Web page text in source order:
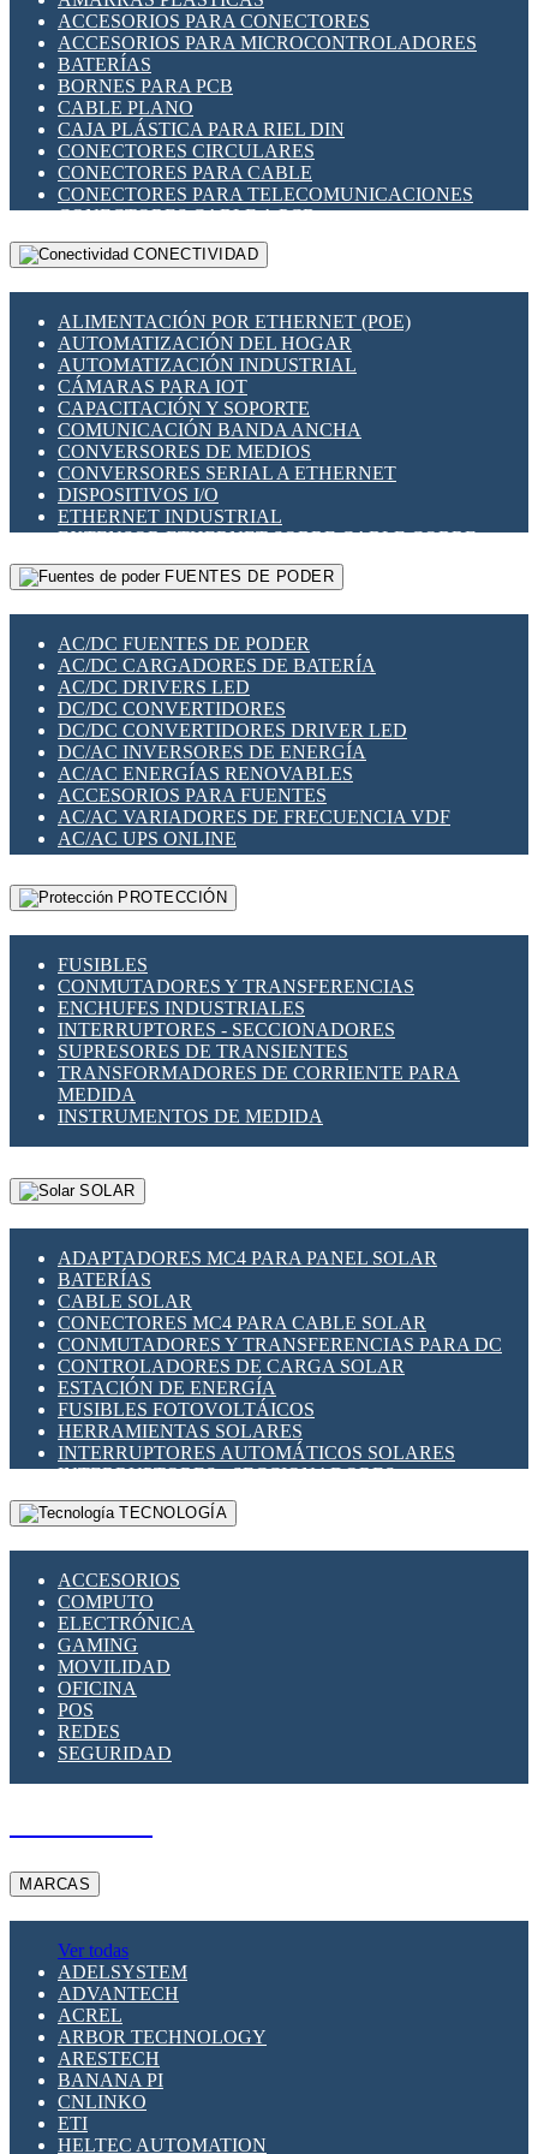
INDICADORES PARA PANEL
INTERFACES DE RELÉ
INTERRUPTORES FIN DE CARRERA
LLAVES CONMUTADORAS
MEDIDORES DE ENERGÍA Y TC'S DE CORRIENTE
MOTORES PASO A PASO
PANTALLAS HMI
PLC -CONTROLADORES LÓGICO PROGRAMABLES
PROGRAMADORES DE HORARIO
RELÉS DE PROTECCIÓN
SENSORES CAPACITIVOS
SENSORES INDUCTIVOS
TEMPORIZADORES
VARIACS
VARIADORES DE FRECUENCIA [VDF]
SECCIONADORES - INTERRUPTORES
MAQUINARIA
ACCESORIOS PARA CONECTORES
ACCESORIOS PARA MICROCONTROLADORES
BATERÍAS
BORNES PARA PCB
CABLE PLANO
CAJA PLÁSTICA PARA RIEL DIN
CONECTORES CIRCULARES
CONECTORES PARA CABLE
CONECTORES PARA TELECOMUNICACIONES
CONECTORES CABLE A PCB
CONECTORES PCB A CABLE
DIP SWITCHES
HERRAMIENTAS VARIAS
ILUMINACIÓN LED
INTERRUPTORES REED
INTERFACES DE RELÉ
OTROS RELÉS
PROTECCIÓN TÉRMICA
RELÉS AUTOMOTRICES
RELÉS DE SEÑAL
RELÉS DE ESTADO SÓLIDO SSR
RELÉS INDUSTRIALES
RELÉS MINIATURA DE POTENCIA
SENSORES MAGNÉTICOS
SWITCH Y MICROSWITCH
TARJETAS PI
UNIÓN Y DERIVACIÓN DE CABLE
CONECTIVIDAD
ALIMENTACIÓN POR ETHERNET (POE)
AUTOMATIZACIÓN DEL HOGAR
AUTOMATIZACIÓN INDUSTRIAL
CÁMARAS PARA IOT
CAPACITACIÓN Y SOPORTE
COMUNICACIÓN BANDA ANCHA
CONVERSORES DE MEDIOS
CONVERSORES SERIAL A ETHERNET
DISPOSITIVOS I/O
ETHERNET INDUSTRIAL
EXTENSOR ETHERNET SOBRE CABLE COBRE
GATEWAY LORAWAN
GESTIÓN DE REDES
PLACAS MODULARES IOT
SWITCHES Y REDES WIFI
SOLUCIONES IOT
SOLUCIONES LORAWAN
SOLUCIONES RED CELULAR
SEGURIDAD PARA REDES
SWITCHES LAN
TELEFONÍA IP (VOIP)
VIGILANCIA IP (CCTV)
MESHTASTIC
FUENTES DE PODER
AC/DC FUENTES DE PODER
AC/DC CARGADORES DE BATERÍA
AC/DC DRIVERS LED
DC/DC CONVERTIDORES
DC/DC CONVERTIDORES DRIVER LED
DC/AC INVERSORES DE ENERGÍA
AC/AC ENERGÍAS RENOVABLES
ACCESORIOS PARA FUENTES
AC/AC VARIADORES DE FRECUENCIA VDF
AC/AC UPS ONLINE
PROTECCIÓN
FUSIBLES
CONMUTADORES Y TRANSFERENCIAS
ENCHUFES INDUSTRIALES
INTERRUPTORES - SECCIONADORES
SUPRESORES DE TRANSIENTES
TRANSFORMADORES DE CORRIENTE PARA
MEDIDA
INSTRUMENTOS DE MEDIDA
SOLAR
ADAPTADORES MC4 PARA PANEL SOLAR
BATERÍAS
CABLE SOLAR
CONECTORES MC4 PARA CABLE SOLAR
CONMUTADORES Y TRANSFERENCIAS PARA DC
CONTROLADORES DE CARGA SOLAR
ESTACIÓN DE ENERGÍA
FUSIBLES FOTOVOLTÁICOS
HERRAMIENTAS SOLARES
INTERRUPTORES AUTOMÁTICOS SOLARES
INTERRUPTORES - SECCIONADORES
FOTOVOLTÁICOS
MONTAJE PANEL SOLAR
SUPRESOR DE TRANSIENTES SPDS PARA
APLICACIONES FOTOVOLTAICAS
TECNOLOGÍA
ACCESORIOS
COMPUTO
ELECTRÓNICA
GAMING
MOVILIDAD
OFICINA
POS
REDES
SEGURIDAD
MARCAS
Ver todas
ADELSYSTEM
ADVANTECH
ACREL
ARBOR TECHNOLOGY
ARESTECH
BANANA PI
CNLINKO
ETI
HELTEC AUTOMATION